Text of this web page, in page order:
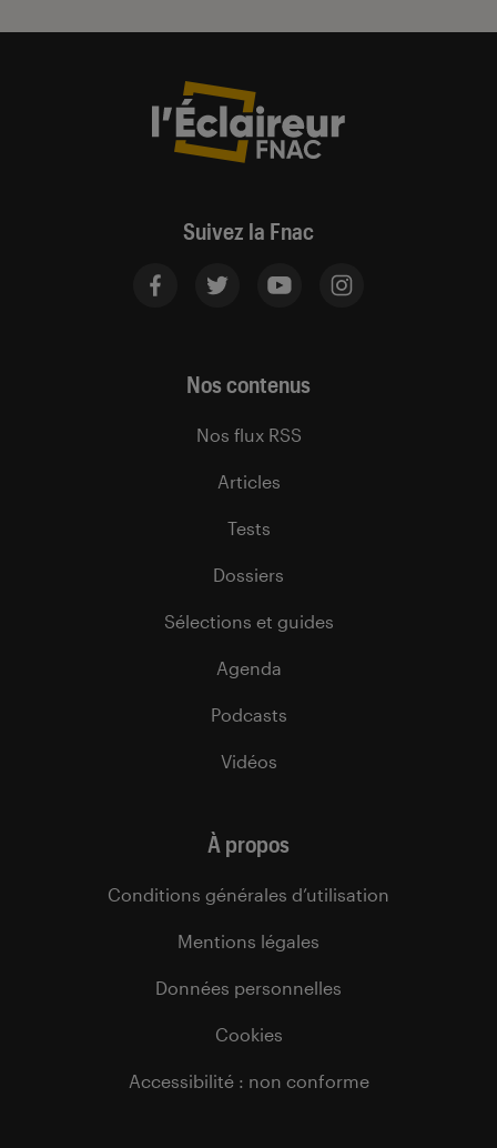
Suivez la Fnac
Nos contenus
Nos flux RSS
Articles
Tests
Dossiers
Sélections et guides
Agenda
Podcasts
Vidéos
À propos
Conditions générales d’utilisation
Mentions légales
Données personnelles
Cookies
Accessibilité : non conforme